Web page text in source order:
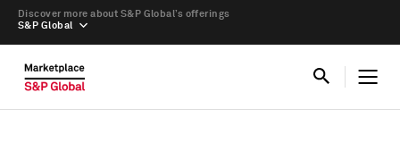
S&P Global
Discover more about S&P Global’s offerings